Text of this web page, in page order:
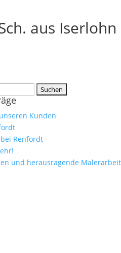
aus Iserlohn
Kunden
Renfordt
und herausragende